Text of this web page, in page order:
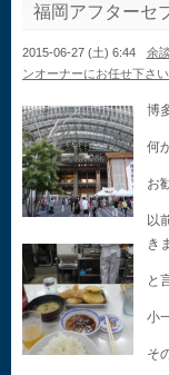
福岡アフターセ
2015-06-27 (土) 6:44 余談
ンオーナーにお任せ下さい
博
何
お
以
き
と
小
そ